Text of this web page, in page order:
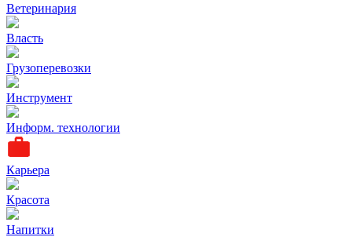
Ветеринария
Власть
Грузоперевозки
Инструмент
Информ. технологии
Карьера
Красота
Напитки